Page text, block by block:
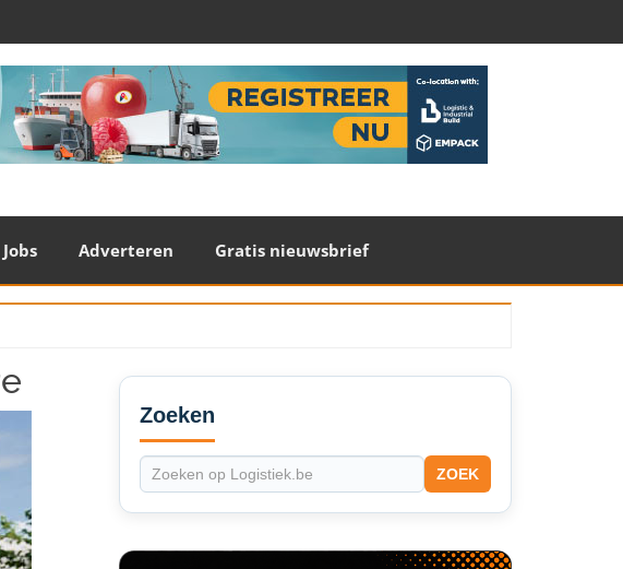
Jobs Adverteren Gratis nieuwsbrief
Secondary
Sidebar
Zoeken
ZOEK